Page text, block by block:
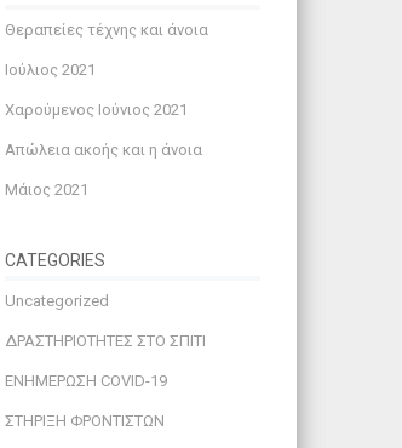
Θεραπείες τέχνης και άνοια
Ιούλιος 2021
Χαρούμενος Ιούνιος 2021
Απώλεια ακοής και η άνοια
Μάιος 2021
CATEGORIES
Uncategorized
ΔΡΑΣΤΗΡΙΟΤΗΤΕΣ ΣΤΟ ΣΠΙΤΙ
ΕΝΗΜΕΡΩΣΗ COVID-19
ΣΤΗΡΙΞΗ ΦΡΟΝΤΙΣΤΩΝ